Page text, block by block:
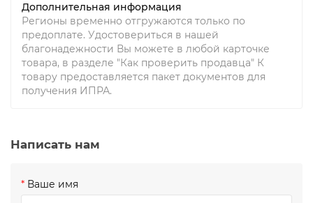
Дополнительная информация
Регионы временно отгружаются только по
предоплате. Удостовериться в нашей
благонадежности Вы можете в любой карточке
товара, в разделе "Как проверить продавца" К
товару предоставляется пакет документов для
получения ИПРА.
Написать нам
Ваше имя